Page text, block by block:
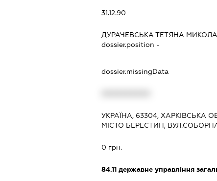
31.12.90
ДУРАЧЕВСЬКА ТЕТЯНА
dossier.position -
dossier.missingData
УКРАЇНА, 63304, ХАРКІВСЬКА
МІСТО БЕРЕСТИН,
0 грн.
84.11державне управління